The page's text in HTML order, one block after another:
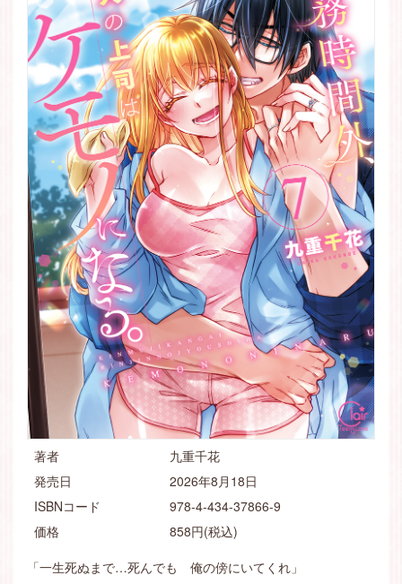
著者
九重千花
発売日
2026年8月18日
ISBNコード
978-4-434-37866-9
価格
858円(税込)
「一生死ぬまで…死んでも 俺の傍にいてくれ」